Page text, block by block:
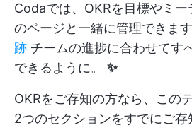
Codaでは、OKRを目標やミ
のページと一緒に管理できます
跡 チームの進捗に合わせてす
できるように。 ✨
OKRをご存知の方なら、この
2つのセクションをすでにご